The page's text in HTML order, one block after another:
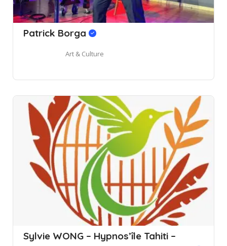
Patrick Borga
Art & Culture
Sylvie WONG – Hypnos’île Tahiti –